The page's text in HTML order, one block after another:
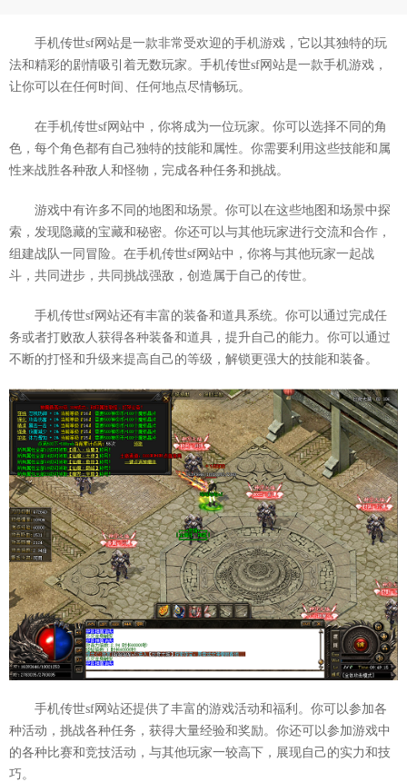
手机传世sf网站是一款非常受欢迎的手机游戏，它以其独特的玩
法和精彩的剧情吸引着无数玩家。手机传世sf网站是一款手机游戏，
让你可以在任何时间、任何地点尽情畅玩。
在手机传世sf网站中，你将成为一位玩家。你可以选择不同的角
色，每个角色都有自己独特的技能和属性。你需要利用这些技能和属
性来战胜各种敌人和怪物，完成各种任务和挑战。
游戏中有许多不同的地图和场景。你可以在这些地图和场景中探
索，发现隐藏的宝藏和秘密。你还可以与其他玩家进行交流和合作，
组建战队一同冒险。在手机传世sf网站中，你将与其他玩家一起战
斗，共同进步，共同挑战强敌，创造属于自己的传世。
手机传世sf网站还有丰富的装备和道具系统。你可以通过完成任
务或者打败敌人获得各种装备和道具，提升自己的能力。你可以通过
不断的打怪和升级来提高自己的等级，解锁更强大的技能和装备。
手机传世sf网站还提供了丰富的游戏活动和福利。你可以参加各
种活动，挑战各种任务，获得大量经验和奖励。你还可以参加游戏中
的各种比赛和竞技活动，与其他玩家一较高下，展现自己的实力和技
巧。